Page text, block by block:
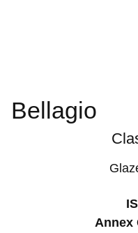
Bellagio
Annex